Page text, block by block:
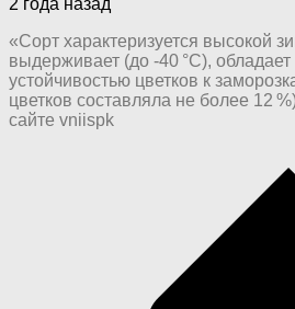
2 года назад
«Сорт характеризуется высокой
выдерживает (до -40 °С),
устойчивостью цветков к
цветков составляла не более 12
сайте vniispk